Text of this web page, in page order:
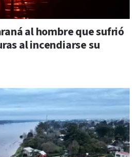
al hombre que sufrió
al incendiarse su